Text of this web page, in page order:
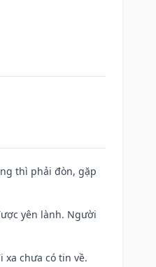
thì phải đòn, gặp
yên lành. Người
chưa có tin về.